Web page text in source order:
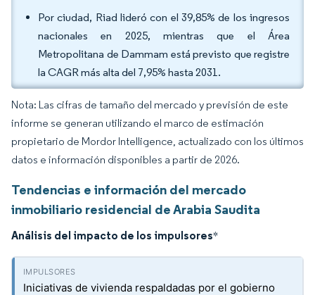
Por ciudad, Riad lideró con el 39,85% de los ingresos
nacionales en 2025, mientras que el Área
Metropolitana de Dammam está previsto que registre
la CAGR más alta del 7,95% hasta 2031.
Nota: Las cifras de tamaño del mercado y previsión de este
informe se generan utilizando el marco de estimación
propietario de Mordor Intelligence, actualizado con los últimos
datos e información disponibles a partir de 2026.
Tendencias e información del mercado
inmobiliario residencial de Arabia Saudita
Análisis del impacto de los impulsores*
Iniciativas de vivienda respaldadas por el gobierno